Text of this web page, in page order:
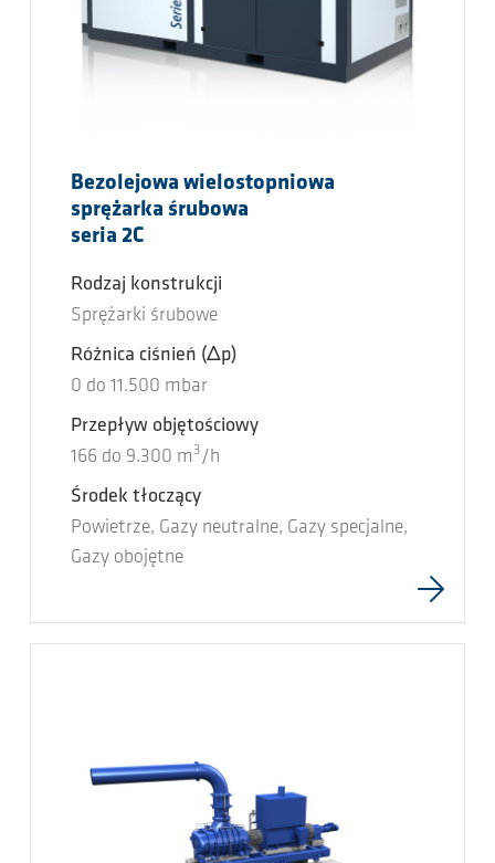
Bezolejowa wielostopniowa
sprężarka śrubowa
seria 2C
Rodzaj konstrukcji
Sprężarki śrubowe
Różnica ciśnień (Δp)
0 do 11.500 mbar
Przepływ objętościowy
166 do 9.300 m 3 /h
Środek tłoczący
Powietrze, Gazy neutralne, Gazy specjalne,
Gazy obojętne